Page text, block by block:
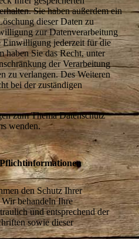
Sie haben außerdem ein
dieser Daten zu
zur Datenverarbeitung
Einwilligung jederzeit für die
Sie das Recht, unter
der Verarbeitung
zu verlangen. Des Weiteren
bei der zuständigen
zum Thema Datenschutz
wenden.
den Schutz Ihrer
behandeln Ihre
und entsprechend der
sowie dieser